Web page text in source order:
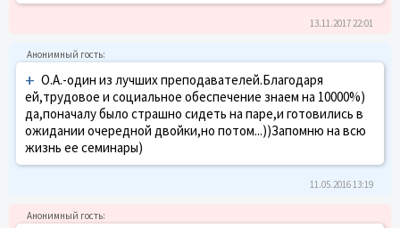
13.11.2017 22:01
+ О.А.-один из лучших преподавателей.Благодаря
ей,трудовое и социальное обеспечение знаем на 10000%)
да,поначалу было страшно сидеть на паре,и готовились в
ожидании очередной двойки,но потом...))Запомню на всю
жизнь ее семинары)
11.05.2016 13:19